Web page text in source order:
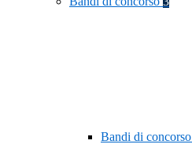
Bandi di concorso